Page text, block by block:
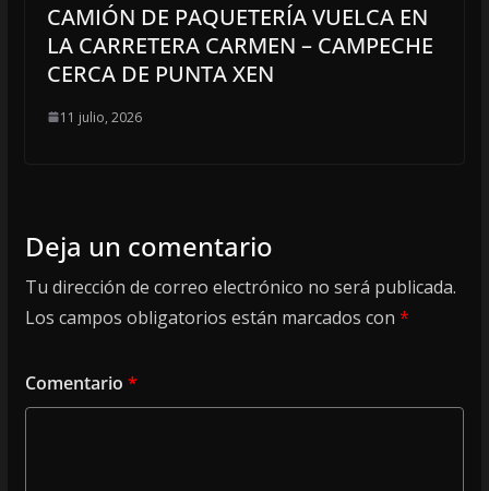
CAMIÓN DE PAQUETERÍA VUELCA EN
LA CARRETERA CARMEN – CAMPECHE
CERCA DE PUNTA XEN
11 julio, 2026
Deja un comentario
Tu dirección de correo electrónico no será publicada.
Los campos obligatorios están marcados con *
Comentario *